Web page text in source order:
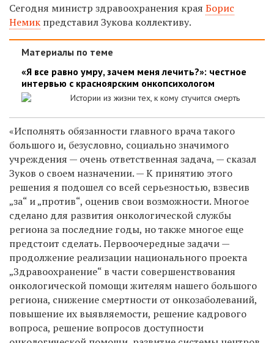
Сегодня министр здравоохранения края Борис
Немик представил Зукова коллективу.
Материалы по теме
«Я все равно умру, зачем меня лечить?»: честное
интервью с красноярским онкопсихологом
Истории из жизни тех, к кому стучится смерть
«Исполнять обязанности главного врача такого
большого и, безусловно, социально значимого
учреждения — очень ответственная задача, — сказал
Зуков о своем назначении. — К принятию этого
решения я подошел со всей серьезностью, взвесив
„за“ и „против“, оценив свои возможности. Многое
сделано для развития онкологической службы
региона за последние годы, но также многое еще
предстоит сделать. Первоочередные задачи —
продолжение реализации национального проекта
„Здравоохранение“ в части совершенствования
онкологической помощи жителям нашего большого
региона, снижение смертности от онкозаболеваний,
повышение их выявляемости, решение кадрового
вопроса, решение вопросов доступности